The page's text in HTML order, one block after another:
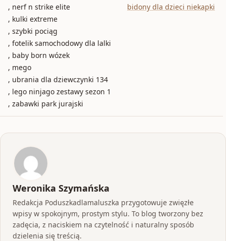
, nerf n strike elite
, kulki extreme
, szybki pociąg
, fotelik samochodowy dla lalki
, baby born wózek
, mego
, ubrania dla dziewczynki 134
, lego ninjago zestawy sezon 1
, zabawki park jurajski
bidony dla dzieci niekapki
Weronika Szymańska
Redakcja Poduszkadlamaluszka przygotowuje zwięzłe
wpisy w spokojnym, prostym stylu. To blog tworzony bez
zadęcia, z naciskiem na czytelność i naturalny sposób
dzielenia się treścią.